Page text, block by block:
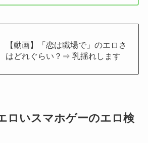
【動画】「恋は職場で」のエロさ
はどれぐらい？⇒ 乳揺れします
ロいスマホゲーのエロ検